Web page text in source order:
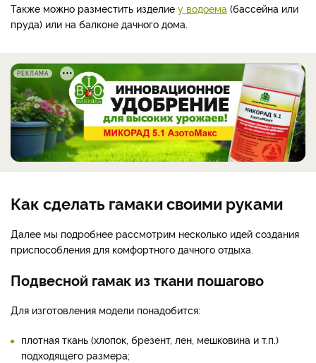
Также можно разместить изделие у водоема (бассейна или
пруда) или на балконе дачного дома.
РЕКЛАМА
Как сделать гамаки своими руками
Далее мы подробнее рассмотрим несколько идей создания
приспособления для комфортного дачного отдыха.
Подвесной гамак из ткани пошагово
Для изготовления модели понадобится:
плотная ткань (хлопок, брезент, лен, мешковина и т.п.)
подходящего размера;